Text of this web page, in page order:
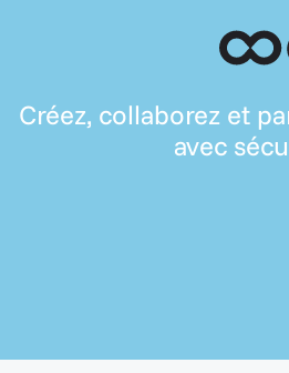
Créez, collaborez et
avec